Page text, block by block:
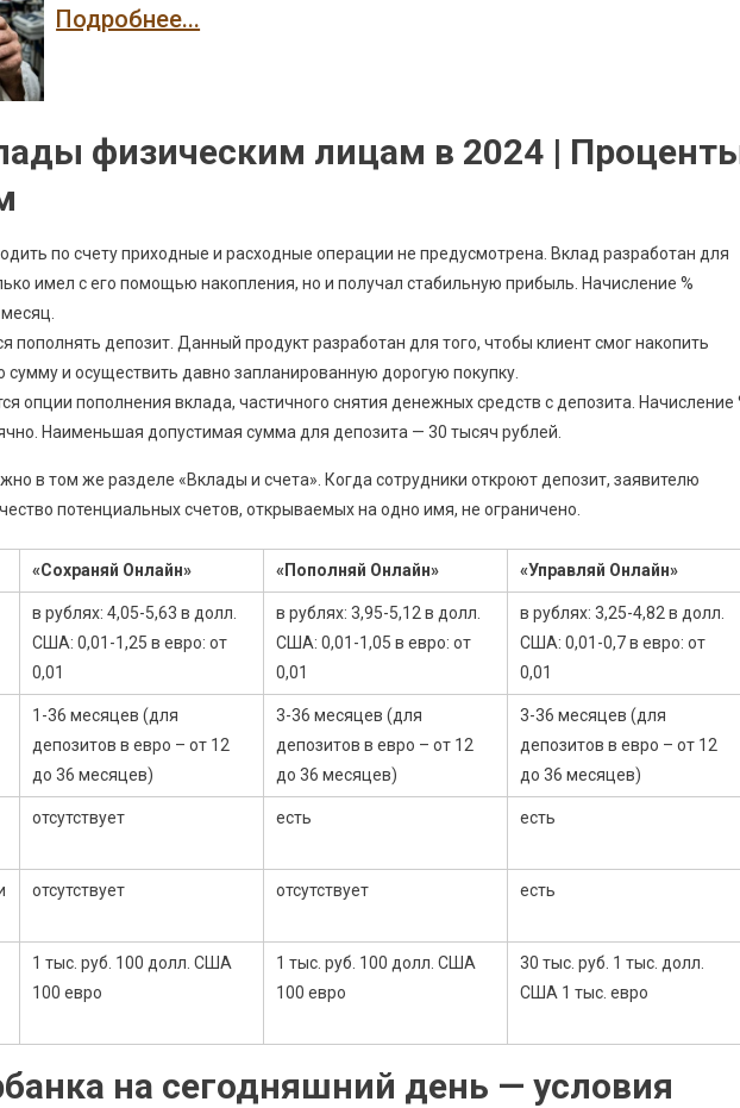
Подробнее...
физическим лицам в 2024 |
по счету приходные и расходные операции не предусмотрена. Вклад разработан для
имел с его помощью накопления, но и получал стабильную прибыль. Начисление %
пополнять депозит. Данный продукт разработан для того, чтобы клиент смог накопить
и осуществить давно запланированную дорогую покупку.
опции пополнения вклада, частичного снятия денежных средств с депозита. Начисление
Наименьшая допустимая сумма для депозита — 30 тысяч рублей.
в том же разделе «Вклады и счета». Когда сотрудники откроют депозит, заявителю
потенциальных счетов, открываемых на одно имя, не ограничено.
«Сохраняй Онлайн» «Пополняй Онлайн» «Управляй Онлайн»
в рублях: 4,05-5,63 в долл.
США: 0,01-1,25 в евро: от
0,01
в рублях: 3,95-5,12 в долл.
США: 0,01-1,05 в евро: от
0,01
в рублях: 3,25-4,82 в долл.
США: 0,01-0,7 в евро: от
0,01
1-36 месяцев (для
депозитов в евро – от 12
до 36 месяцев)
3-36 месяцев (для
депозитов в евро – от 12
до 36 месяцев)
3-36 месяцев (для
депозитов в евро – от 12
до 36 месяцев)
отсутствует есть есть
отсутствует отсутствует есть
1 тыс. руб. 100 долл. США
100 евро
1 тыс. руб. 100 долл. США
100 евро
30 тыс. руб. 1 тыс. долл.
США 1 тыс. евро
на сегодняшний день — условия